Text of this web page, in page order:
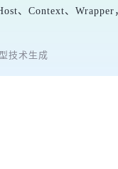
、Context、
技术生成